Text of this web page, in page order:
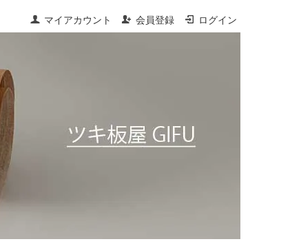
マイアカウント 会員登録 ログイン